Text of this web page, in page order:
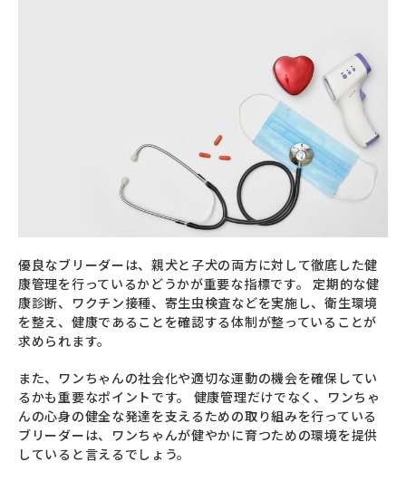
優良なブリーダーは、親犬と子犬の両方に対して徹底した健
康管理を行っているかどうかが重要な指標です。 定期的な健
康診断、ワクチン接種、寄生虫検査などを実施し、衛生環境
を整え、健康であることを確認する体制が整っていることが
求められます。
また、ワンちゃんの社会化や適切な運動の機会を確保してい
るかも重要なポイントです。 健康管理だけでなく、ワンちゃ
んの心身の健全な発達を支えるための取り組みを行っている
ブリーダーは、ワンちゃんが健やかに育つための環境を提供
していると言えるでしょう。